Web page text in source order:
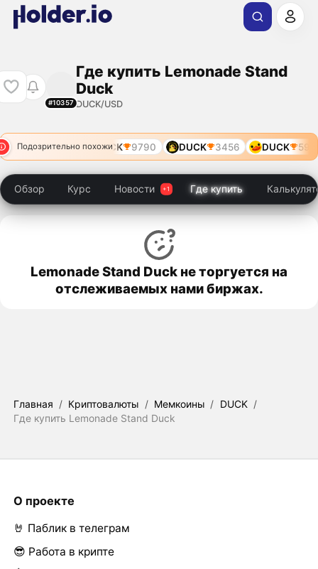
#10357
Где купить Lemonade Stand
Duck
DUCK/USD
Подозрительно похожи
DUCK 7789 DUCK 9790 DUCK 3456 DUCK 5911
Обзор Курс Новости Где купить
Lemonade Stand Duck не торгуется на
отслеживаемых нами биржах.
Главная / Криптовалюты / Мемкоины / DUCK /
Где купить Lemonade Stand Duck
О проекте
🤘 Паблик в телеграм
😎 Работа в крипте